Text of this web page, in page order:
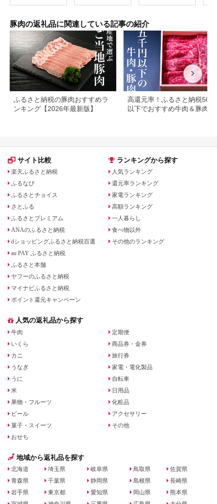
便・チキンカレー・ビ
トパウチ レトルトカ
とんかつ ソテー
豚肉の返礼品に関連している記事の紹介
ふるさと納税の豚肉おすすめラ
ンキング【2026年最新版】
高還元率！ふるさと納税
以下でおすすめ牛肉＆豚肉ラ
サイト比較
楽天ふるさと納税
ふるなび
ふるさとチョイス
さとふる
ふるさとプレミアム
ANAのふるさと納税
dショッピングふるさと納税百選
au PAY ふるさと納税
ふるさと本舗
ヤフーのふるさと納税
マイナビふるさと納税
ポイント還元キャンペーン
ランキングから探す
人気ランキング
還元率ランキング
家電ランキング
高額ランキング
一人暮らし
食べ物以外
その他のランキング
人気の返礼品から探す
牛肉
いくら
カニ
うなぎ
うに
米
果物・フルーツ
ビール
菓子・スイーツ
おせち
定期便
商品券・金券
旅行券
家電・電化製品
自転車
日用品
化粧品
アクセサリー
その他
地域から返礼品を探す
北海道
青森県
岩手県
埼玉県
千葉県
東京都
岐阜県
静岡県
愛知県
鳥取県
島根県
岡山県
佐賀県
長崎県
熊本県